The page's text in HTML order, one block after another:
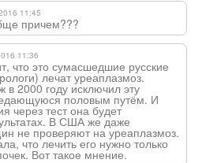
11:45
причем???
11:36
что это сумасшедшие русские
лечат уреаплазмоз.
2000 году исключил эту
половым путём. И
через тест она будет
В США же даже
не проверяют на уреаплазмоз.
что лечить его нужно только
Вот такое мнение.